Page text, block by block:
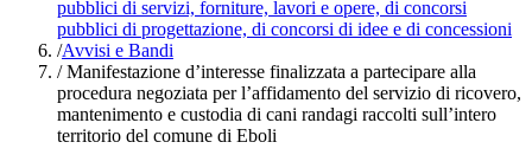
pubblici di servizi, forniture, lavori e opere, di concorsi
pubblici di progettazione, di concorsi di idee e di concessioni
/Avvisi e Bandi
/Manifestazione d’interesse finalizzata a partecipare alla
procedura negoziata per l’affidamento del servizio di ricovero,
mantenimento e custodia di cani randagi raccolti sull’intero
territorio del comune di Eboli